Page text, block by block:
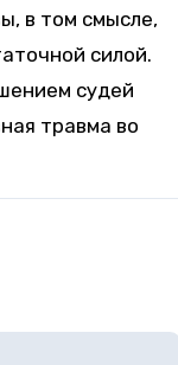
в том смысле,
силой.
судей
травма во